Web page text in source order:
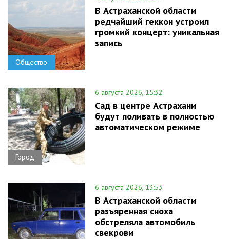
Общество
В Астраханской области
редчайший геккон устроил
громкий концерт: уникальная
запись
Город
6 августа 2026, 15:32
Сад в центре Астрахани
будут поливать в полностью
автоматическом режиме
6 августа 2026, 13:53
В Астраханской области
разъяренная сноха
обстреляла автомобиль
свекрови